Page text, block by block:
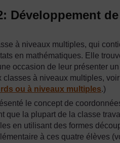
Développement
à niveaux multiples, qui
en mathématiques. Elle
occasion de leur présenter
classes à niveaux multiples, voir
ou à niveaux multiples.)
le concept de
que la plupart de la classe
en utilisant des formes
à ces quatre élèves